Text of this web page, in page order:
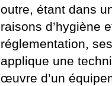
outre, étant dans
raisons d’hygiène
réglementation,
applique une
œuvre d’un